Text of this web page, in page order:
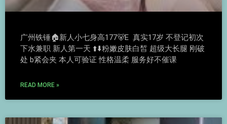
广州铁锤🏠新人小七身高177🐻E 真实17岁 不登记初次
下水兼职 新人第一天 ⬆️⬇️粉嫩皮肤白皙 超级大长腿 刚破
处 b紧会夹 本人可验证 性格温柔 服务好不催课
READ MORE »